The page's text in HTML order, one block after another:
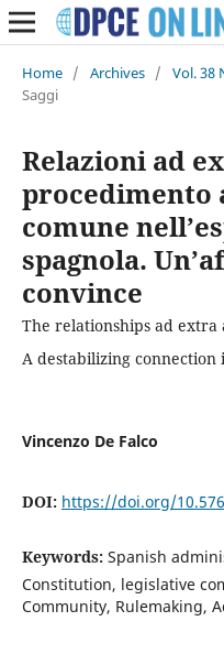
Home / Archives / Vol. 38
Saggi
Relazioni ad
comune
spagnola.
convince
The relationships ad
A destabilizing
Vincenzo De Falco
DOI: https://doi.org/
Keywords: Spanish
Constitution, legislative
Community, Rulemaking,